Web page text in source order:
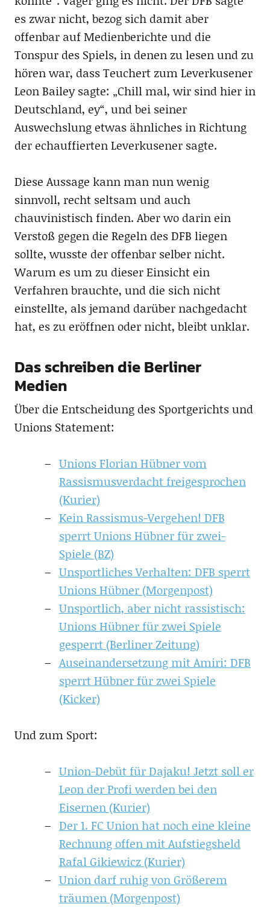
es zwar nicht, bezog sich damit aber
offenbar auf Medienberichte und die
Tonspur des Spiels, in denen zu lesen und zu
hören war, dass Teuchert zum Leverkusener
Leon Bailey sagte: „Chill mal, wir sind hier in
Deutschland, ey“, und bei seiner
Auswechslung etwas ähnliches in Richtung
der echauffierten Leverkusener sagte.
Diese Aussage kann man nun wenig
sinnvoll, recht seltsam und auch
chauvinistisch finden. Aber wo darin ein
Verstoß gegen die Regeln des DFB liegen
sollte, wusste der offenbar selber nicht.
Warum es um zu dieser Einsicht ein
Verfahren brauchte, und die sich nicht
einstellte, als jemand darüber nachgedacht
hat, es zu eröffnen oder nicht, bleibt unklar.
Das schreiben die Berliner
Medien
Über die Entscheidung des Sportgerichts und
Unions Statement:
Unions Florian Hübner vom
Rassismusverdacht freigesprochen
(Kurier)
Kein Rassismus-Vergehen! DFB
sperrt Unions Hübner für zwei-
Spiele (BZ)
Unsportliches Verhalten: DFB sperrt
Unions Hübner (Morgenpost)
Unsportlich, aber nicht rassistisch:
Unions Hübner für zwei Spiele
gesperrt (Berliner Zeitung)
Auseinandersetzung mit Amiri: DFB
sperrt Hübner für zwei Spiele
(Kicker)
Und zum Sport:
Union-Debüt für Dajaku! Jetzt soll er
Leon der Profi werden bei den
Eisernen (Kurier)
Der 1. FC Union hat noch eine kleine
Rechnung offen mit Aufstiegsheld
Rafal Gikiewicz (Kurier)
Union darf ruhig von Größerem
träumen (Morgenpost)